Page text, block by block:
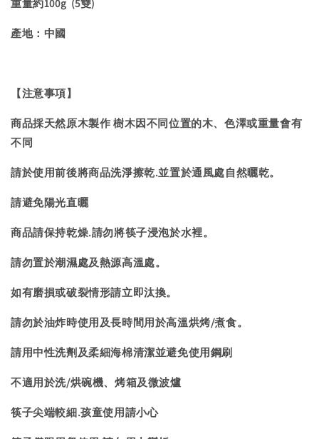
重量約100g (5雙)
產地：中國
【注意事項】
商品採天然原木製作 樹木因不同位置的木、色澤或重量會有
不同
請於使用前後將商品洗淨擦乾.並置於通風處自然曬乾。
請避免陽光直曬
商品請保持乾燥.請勿將筷子浸泡於水裡。
請勿置於潮濕處及熱源高溫處。
如有磨損或破裂情形請立即汰換。
請勿於油炸時使用及長時間用於高溫烘烤/煮食。
請用中性洗劑及柔細海棉清潔並避免使用鋼刷
不適用於洗/烘碗機、烤箱及微波爐
筷子尖端較細.孩童使用請小心